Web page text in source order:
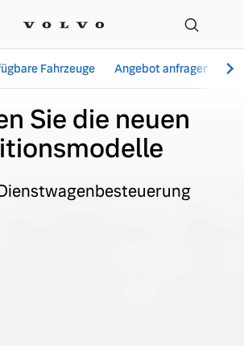
-
Fahrzeuge Angebot anfragen
Sie die neuen